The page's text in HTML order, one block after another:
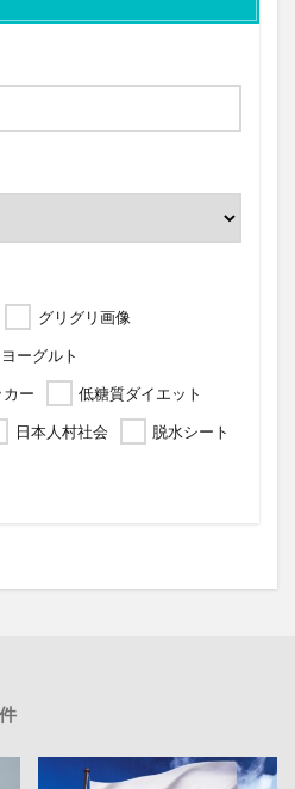
グリグリ画像
ヨーグルト
ー
低糖質ダイエット
日本人村社会 脱水シート